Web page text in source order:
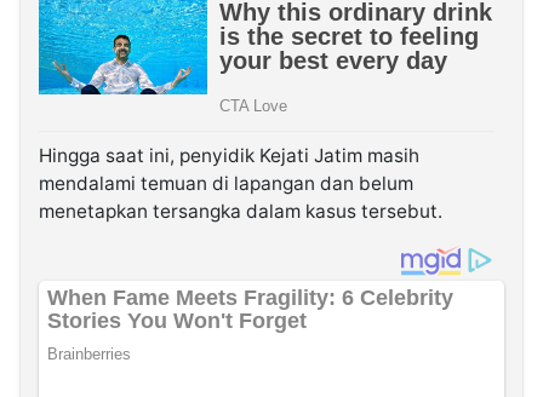
Hingga saat ini, penyidik Kejati Jatim masih
mendalami temuan di lapangan dan belum
menetapkan tersangka dalam kasus tersebut.